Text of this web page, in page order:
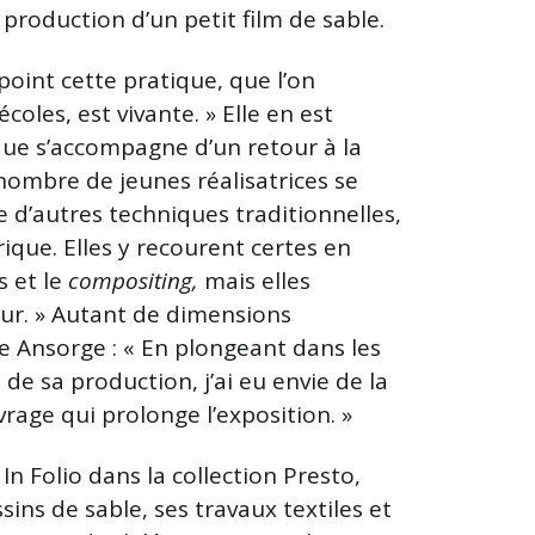
d’un petit film de sable.
cette pratique, que l’on
est vivante. » Elle en est
s’accompagne d’un retour à la
de jeunes réalisatrices se
d’autres techniques traditionnelles,
Elles y recourent certes en
et le compositing, mais elles
» Autant de dimensions
: « En plongeant dans les
sa production, j’ai eu envie de la
qui prolonge l’exposition. »
Folio dans la collection Presto,
de sable, ses travaux textiles et